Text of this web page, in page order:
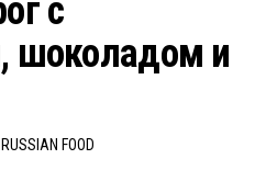
с
шоколадом и
RUSSIAN FOOD